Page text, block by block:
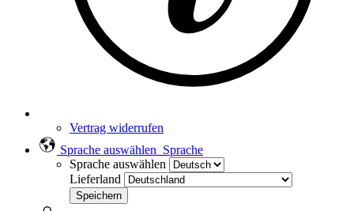
Vertrag widerrufen
Sprache auswählen Sprache
Sprache auswählen
Lieferland